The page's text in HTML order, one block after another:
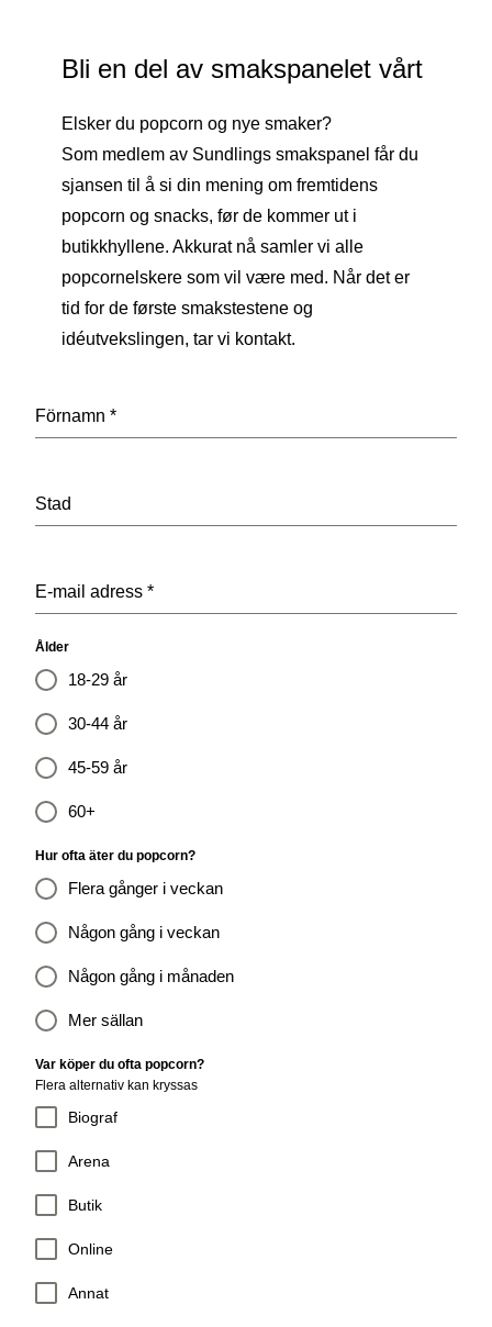
Bli en del av smakspanelet vårt
Elsker du popcorn og nye smaker?
Som medlem av Sundlings smakspanel får du
sjansen til å si din mening om fremtidens
popcorn og snacks, før de kommer ut i
butikkhyllene. Akkurat nå samler vi alle
popcornelskere som vil være med. Når det er
tid for de første smakstestene og
idéutvekslingen, tar vi kontakt.
Förnamn *
Stad
E-mail adress *
Ålder
18-29 år
30-44 år
45-59 år
60+
Hur ofta äter du popcorn?
Flera gånger i veckan
Någon gång i veckan
Någon gång i månaden
Mer sällan
Var köper du ofta popcorn?
Flera alternativ kan kryssas
Biograf
Arena
Butik
Online
Annat